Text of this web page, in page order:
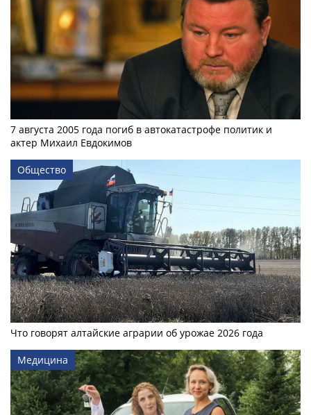
7 августа 2005 года погиб в автокатастрофе политик и
актер Михаил Евдокимов
Общество
Что говорят алтайские аграрии об урожае 2026 года
Медицина